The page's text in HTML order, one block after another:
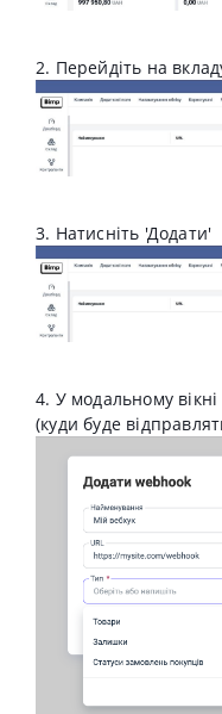
2. Перейдіть на
3. Натисніть 'Додати'
4. У модальному
(куди буде